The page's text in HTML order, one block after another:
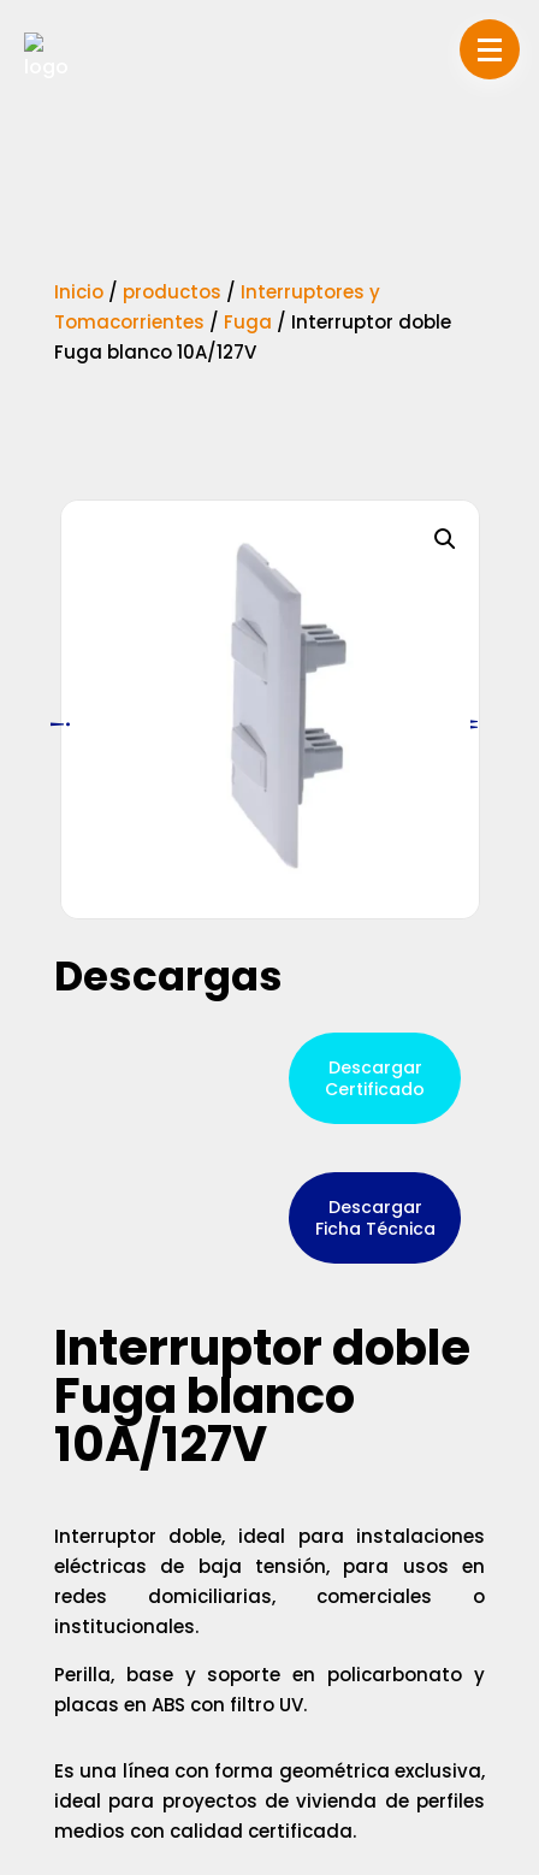
Inicio/ productos / Interruptores y
Tomacorrientes / Fuga / Interruptor doble
Fuga blanco 10A/127V
Descargas
Descargar
Certificado
Descargar
Ficha Técnica
Interruptor doble
Fuga blanco
10A/127V
Interruptor doble, ideal para instalaciones
eléctricas de baja tensión, para usos en
redes domiciliarias, comerciales o
institucionales.
Perilla, base y soporte en policarbonato y
placas en ABS con filtro UV.
Es una línea con forma geométrica exclusiva,
ideal para proyectos de vivienda de perfiles
medios con calidad certificada.